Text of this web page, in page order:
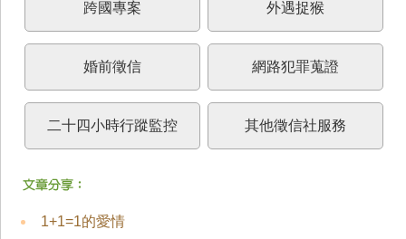
跨國專案 外遇捉猴
婚前徵信 網路犯罪蒐證
二十四小時行蹤監控 其他徵信社服務
1+1=1的愛情